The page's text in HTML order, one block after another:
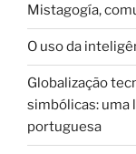
Mistagogía,
O uso da
Globalização
simbólicas: uma
portuguesa